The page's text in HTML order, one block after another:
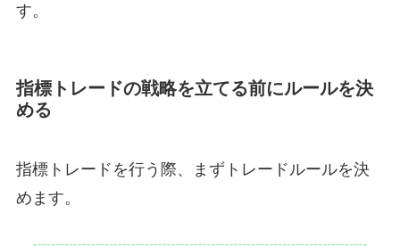
す。
指標トレードの戦略を立てる前にルールを決
める
指標トレードを行う際、まずトレードルールを決
めます。